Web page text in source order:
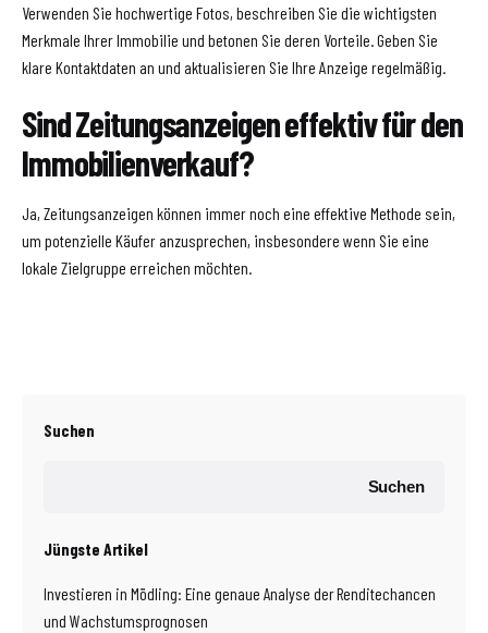
Verwenden Sie hochwertige Fotos, beschreiben Sie die wichtigsten
Merkmale Ihrer Immobilie und betonen Sie deren Vorteile. Geben Sie
klare Kontaktdaten an und aktualisieren Sie Ihre Anzeige regelmäßig.
Sind Zeitungsanzeigen effektiv für den
Immobilienverkauf?
Ja, Zeitungsanzeigen können immer noch eine effektive Methode sein,
um potenzielle Käufer anzusprechen, insbesondere wenn Sie eine
lokale Zielgruppe erreichen möchten.
Suchen
Suchen
Jüngste Artikel
Investieren in Mödling: Eine genaue Analyse der Renditechancen
und Wachstumsprognosen